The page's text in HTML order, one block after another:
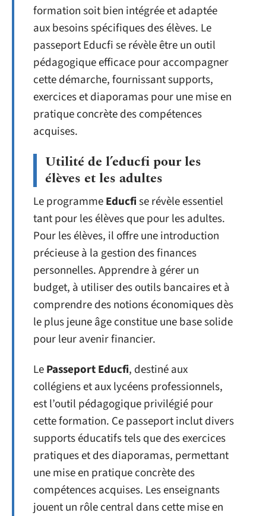
formation soit bien intégrée et adaptée
aux besoins spécifiques des élèves. Le
passeport Educfi se révèle être un outil
pédagogique efficace pour accompagner
cette démarche, fournissant supports,
exercices et diaporamas pour une mise en
pratique concrète des compétences
acquises.
Utilité de l’educfi pour les
élèves et les adultes
Le programmeEducfise révèle essentiel
tant pour les élèves que pour les adultes.
Pour les élèves, il offre une introduction
précieuse à la gestion des finances
personnelles. Apprendre à gérer un
budget, à utiliser des outils bancaires et à
comprendre des notions économiques dès
le plus jeune âge constitue une base solide
pour leur avenir financier.
LePasseport Educfi, destiné aux
collégiens et aux lycéens professionnels,
est l’outil pédagogique privilégié pour
cette formation. Ce passeport inclut divers
supports éducatifs tels que des exercices
pratiques et des diaporamas, permettant
une mise en pratique concrète des
compétences acquises. Les enseignants
jouent un rôle central dans cette mise en